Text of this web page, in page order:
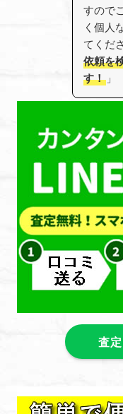
すので
く個人
てくだ
依頼を
す！ 」
査